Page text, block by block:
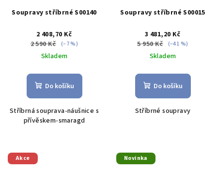
Soupravy stříbrné S00140
2 408,70 Kč
2 590 Kč (–7 %)
Skladem
Do košíku
Stříbrná souprava-náušnice s
přívěskem-smaragd
Soupravy stříbrné S00015
3 481,20 Kč
5 950 Kč
(–41 %)
Skladem
Do košíku
Stříbrné soupravy
Akce Novinka